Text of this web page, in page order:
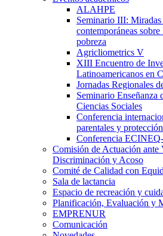
ALAHPE
Seminario III:
contemporáneas
pobreza
Agricliometrics V
XIII Encuentro de
Latinoamericanos en
Jornadas Regionales
Seminario Enseñanza
Ciencias Sociales
Conferencia
parentales y
Conferencia
Comisión de Actuación ante
Discriminación y Acoso
Comité de Calidad con
Sala de lactancia
Espacio de recreación y
Planificación, Evaluación y
EMPRENUR
Comunicación